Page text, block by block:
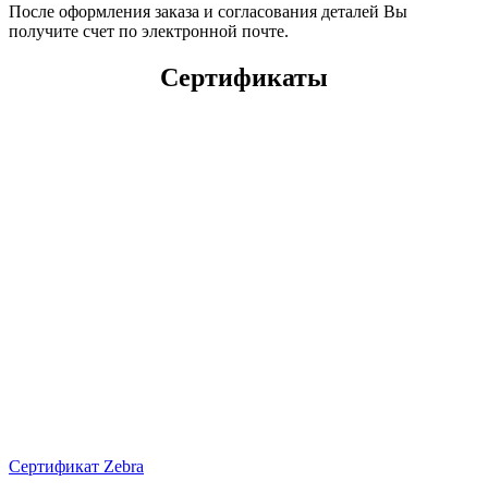
После оформления заказа и согласования деталей Вы
получите счет по электронной почте.
Сертификаты
Сертификат Zebra